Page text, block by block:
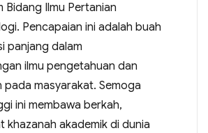
Bidang Ilmu Pertanian
Pencapaian ini adalah buah
panjang dalam
ilmu pengetahuan dan
masyarakat. Semoga
ini membawa berkah,
khazanah akademik di dunia